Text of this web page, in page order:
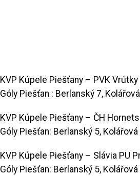
KVP Kúpele Piešťany – PVK
Góly Piešťan : Berlanský 7,
KVP Kúpele Piešťany – ČH
Góly Piešťan: Berlanský 5,
KVP Kúpele Piešťany – Slávia PU
Góly Piešťan: Berlanský 5,